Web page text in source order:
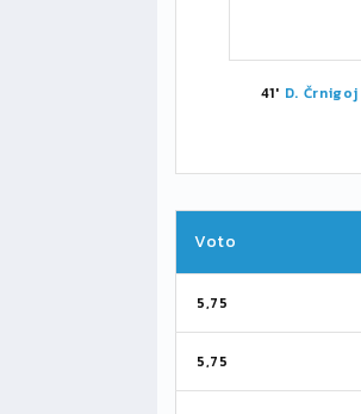
41' D. Črnigoj
Voto
5,75
5,75